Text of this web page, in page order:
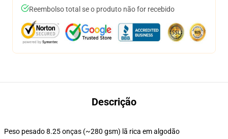
Reembolso total se o produto não for recebido
Descrição
Peso pesado 8.25 onças (~280 gsm) lã rica em algodão